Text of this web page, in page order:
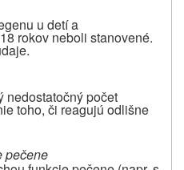
u detí a
rokov neboli stanovené.
nedostatočný počet
toho, či reagujú odlišne
pečene